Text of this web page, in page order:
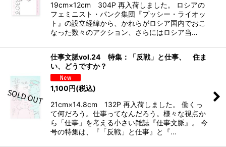
19cm×12cm 304P 再入荷しました。 ロシアの
フェミニスト・パンク集団『プッシー・ライオッ
ト』の設立経緯から、かれらがロシア国内でおこ
なった数々のアクション、さらにはロシア当…
仕事文脈vol.24 特集：「反戦」と仕事、 住ま
い、どうですか？
1,100円(税込)
21cm×14.8cm 132P 再入荷しました。 働くっ
て何だろう。仕事ってなんだろう。様々な視点か
ら「仕事」を考える小さい雑誌『仕事文脈』。 今
号の特集は、『「反戦」と仕事』と『…